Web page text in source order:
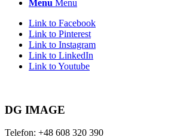
Menu Menu
Link to Facebook
Link to Pinterest
Link to Instagram
Link to LinkedIn
Link to Youtube
DG IMAGE
Telefon: +48 608 320 390